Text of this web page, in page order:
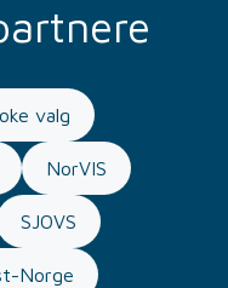
valg
NorVIS
SJOVS
Norge